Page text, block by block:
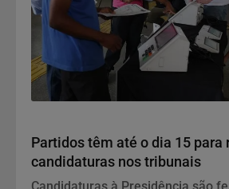
Partidos têm até o dia 15 para
candidaturas nos tribunais